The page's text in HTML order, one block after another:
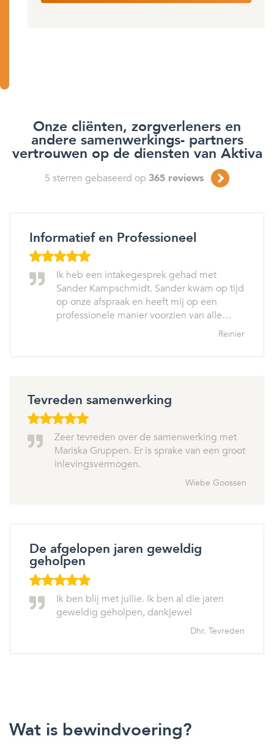
Onze cliënten, zorgverleners en
andere samenwerkings- partners
vertrouwen op de diensten van Aktiva
5 sterren gebaseerd op 365 reviews
Informatief en Professioneel
Ik heb een intakegesprek gehad met
Sander Kampschmidt. Sander kwam op tijd
op onze afspraak en heeft mij op een
professionele manier voorzien van alle…
Reinier
Tevreden samenwerking
Zeer tevreden over de samenwerking met
Mariska Gruppen. Er is sprake van een groot
inlevingsvermogen.
Wiebe Goossen
De afgelopen jaren geweldig
geholpen
Ik ben blij met jullie. Ik ben al die jaren
geweldig geholpen, dankjewel
Dhr. Tevreden
Wat is bewindvoering?